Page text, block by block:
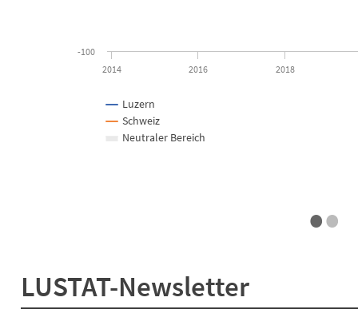
Luzern
Schweiz
Neutraler Bereich
2014 2016 2018
-100
••
LUSTAT-Newsletter